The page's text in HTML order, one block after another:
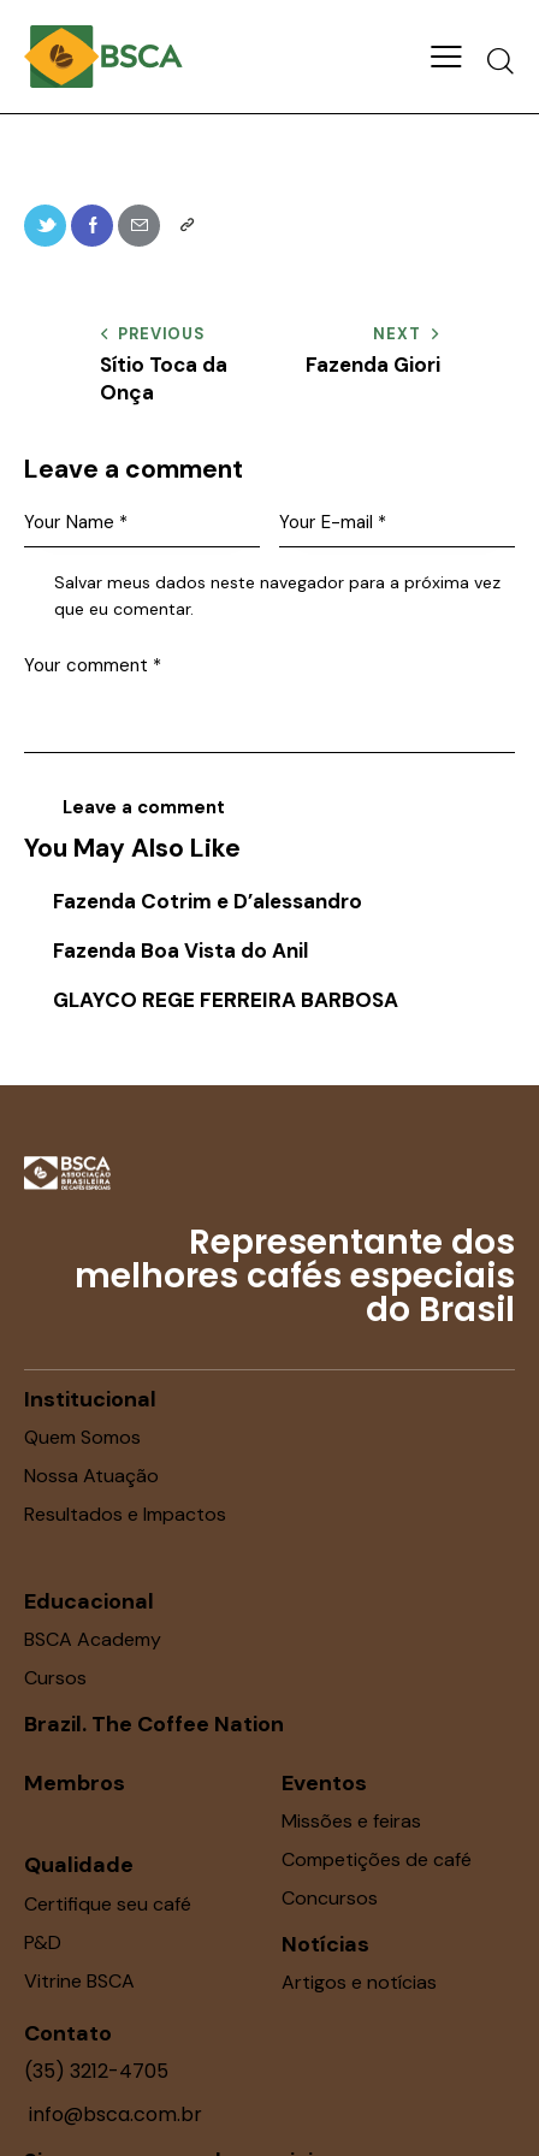
PREVIOUS
Sítio Toca da
Onça
NEXT
Fazenda Giori
Leave a comment
Salvar meus dados neste navegador para a próxima vez
que eu comentar.
You May Also Like
Fazenda Cotrim e D’alessandro
Fazenda Boa Vista do Anil
GLAYCO REGE FERREIRA BARBOSA
Representante dos
melhores cafés especiais
do Brasil
Institucional
Quem Somos
Nossa Atuação
Resultados e Impactos
Educacional
BSCA Academy
Cursos
Brazil. The Coffee Nation
Membros
Qualidade
Certifique seu café
P&D
Vitrine BSCA
Eventos
Missões e feiras
Competições de café
Concursos
Notícias
Artigos e notícias
Contato
(35) 3212-4705
info@bsca.com.br